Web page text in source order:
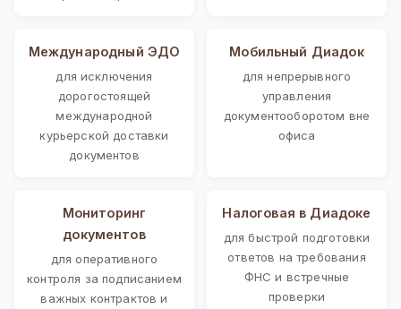
Международный ЭДО
для исключения
дорогостоящей
международной
курьерской доставки
документов
Мобильный Диадок
для непрерывного
управления
документооборотом вне
офиса
Мониторинг
документов
для оперативного
контроля за подписанием
важных контрактов и
Налоговая в Диадоке
для быстрой подготовки
ответов на требования
ФНС и встречные
проверки